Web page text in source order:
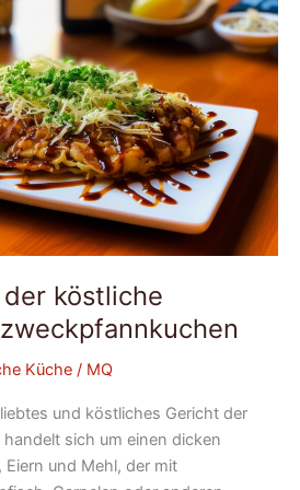
köstliche
Küche / MQ
und köstliches Gericht der
sich um einen dicken
und Mehl, der mit